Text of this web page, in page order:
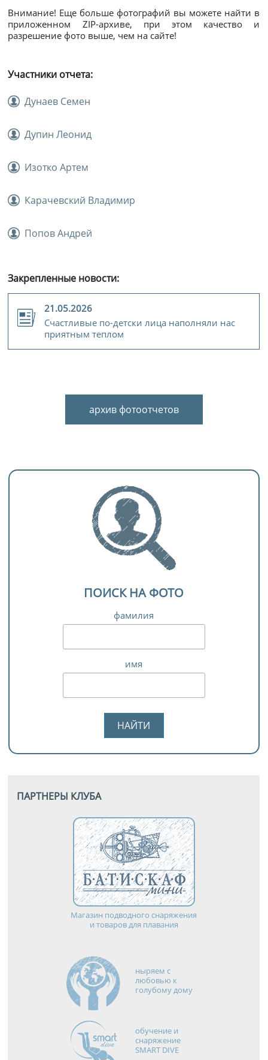
Внимание! Еще больше фотографий вы можете найти в
приложенном ZIP-архиве, при этом качество и
разрешение фото выше, чем на сайте!
Участники отчета:
Дунаев Семен
Дупин Леонид
Изотко Артем
Карачевский Владимир
Попов Андрей
Закрепленные новости:
21.05.2026
Счастливые по-детски лица наполняли нас
приятным теплом
архив фотоотчетов
ПОИСК НА ФОТО
фамилия
имя
ПАРТНЕРЫ КЛУБА
Магазин подводного снаряжения
и товаров для плавания
ныряем с
любовью к
голубому дому
обучение и
снаряжение
SMART DIVE